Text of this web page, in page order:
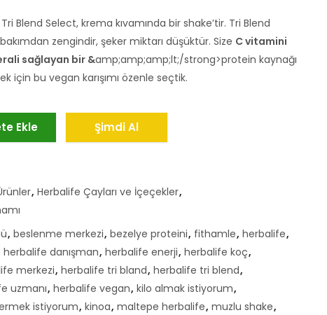
Blend Select, krema kıvamında bir shake’tir. Tri Blend
zengindir, şeker miktarı düşüktür. Size C vitamini
sağlayan bir &amp;amp;amp;lt;/strong>protein kaynağı
için bu vegan karışımı özenle seçtik.
Ekle Şimdi Al
, Herbalife Çayları ve İçeçekler,
, beslenme merkezi, bezelye proteini, fithamle, herbalife,
herbalife danışman, herbalife enerji, herbalife koç,
merkezi, herbalife tri bland, herbalife tri blend,
uzmanı, herbalife vegan, kilo almak istiyorum,
istiyorum, kinoa, maltepe herbalife, muzlu shake,